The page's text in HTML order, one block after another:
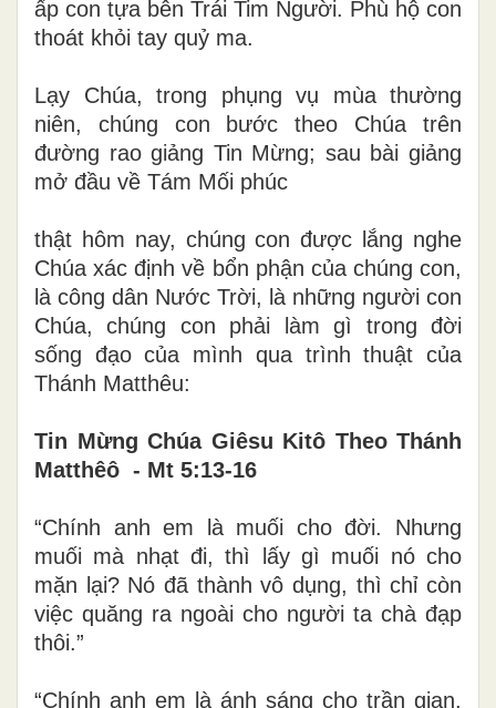
ấp con tựa bên Trái Tim Người. Phù hộ con
thoát khỏi tay quỷ ma.
Lạy Chúa, trong phụng vụ mùa thường
niên, chúng con bước theo Chúa trên
đường rao giảng Tin Mừng; sau bài giảng
mở đầu về Tám Mối phúc
thật hôm nay, chúng con được lắng nghe
Chúa xác định về bổn phận của chúng con,
là công dân Nước Trời, là những người con
Chúa, chúng con phải làm gì trong đời
sống đạo của mình qua trình thuật của
Thánh Matthêu:
Tin Mừng Chúa Giêsu Kitô Theo Thánh
Matthêô - Mt 5:13-16
“Chính anh em là muối cho đời. Nhưng
muối mà nhạt đi, thì lấy gì muối nó cho
mặn lại? Nó đã thành vô dụng, thì chỉ còn
việc quăng ra ngoài cho người ta chà đạp
thôi.”
“Chính anh em là ánh sáng cho trần gian.